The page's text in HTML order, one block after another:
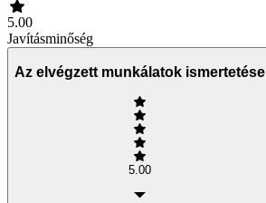
5.00
Javításminőség
Az elvégzett munkálatok ismertetése
5.00